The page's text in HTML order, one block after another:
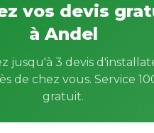
vos devis
à Andel
jusqu'à 3 devis
de chez vous. Service
gratuit.